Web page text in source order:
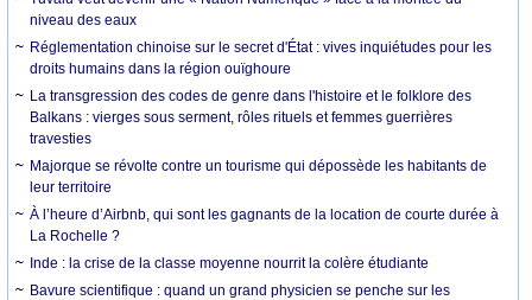
niveau des eaux
Réglementation chinoise sur le secret d'État : vives inquiétudes pour les
droits humains dans la région ouïghoure
La transgression des codes de genre dans l'histoire et le folklore des
Balkans : vierges sous serment, rôles rituels et femmes guerrières
travesties
Majorque se révolte contre un tourisme qui dépossède les habitants de
leur territoire
À l’heure d’Airbnb, qui sont les gagnants de la location de courte durée à
La Rochelle ?
Inde : la crise de la classe moyenne nourrit la colère étudiante
Bavure scientifique : quand un grand physicien se penche sur les